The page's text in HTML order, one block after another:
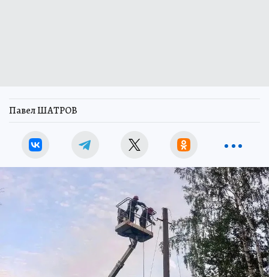
Павел ШАТРОВ